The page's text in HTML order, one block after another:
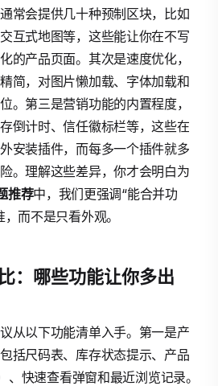
常会提供几十种预制区块，比如
互式地图等，这些能让你在不写
的产品页面。其次是速度优化，
简，对图片懒加载、字体加载和
。第三是营销功能的内置程度，
倒计时、信任徽标栏等，这些在
安装插件，而每多一个插件就多
。理解这些差异，你才会明白为
推荐中，我们更强调“能合并功
而不是只看外观。
：哪些功能让你多出
从以下功能清单入手。第一是产
括尺码表、库存状态提示、产品
、快速查看弹窗和最近浏览记录。